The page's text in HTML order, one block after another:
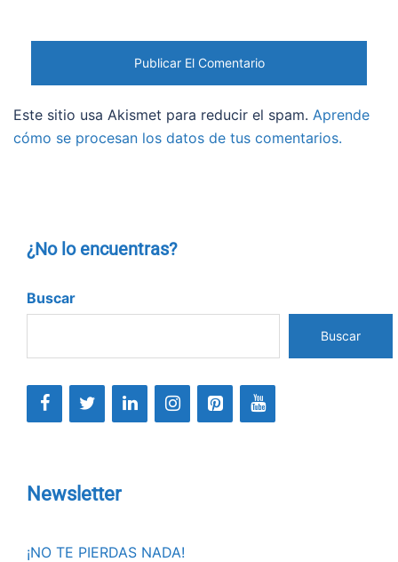
Este sitio usa Akismet para reducir el spam. Aprende
cómo se procesan los datos de tus comentarios.
¿No lo encuentras?
Buscar
Buscar
Newsletter
¡NO TE PIERDAS NADA!